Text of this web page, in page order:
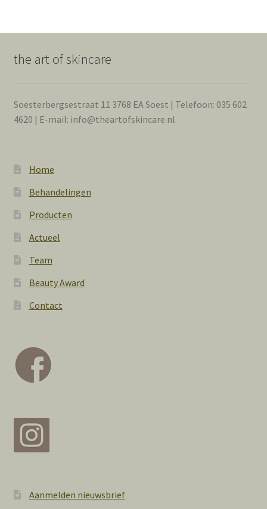
the art of skincare
Soesterbergsestraat 11 3768 EA Soest | Telefoon: 035 602
4620 | E-mail: info@theartofskincare.nl
Home
Behandelingen
Producten
Actueel
Team
Beauty Award
Contact
Aanmelden nieuwsbrief